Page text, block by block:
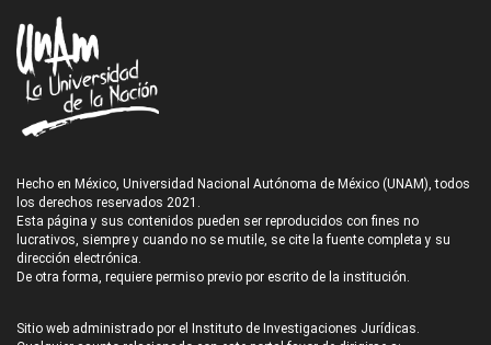
Hecho en México, Universidad Nacional Autónoma de México (UNAM), todos
los derechos reservados 2021.
Esta página y sus contenidos pueden ser reproducidos con fines no
lucrativos, siempre y cuando no se mutile, se cite la fuente completa y su
dirección electrónica.
De otra forma, requiere permiso previo por escrito de la institución.
Sitio web administrado por el Instituto de Investigaciones Jurídicas.